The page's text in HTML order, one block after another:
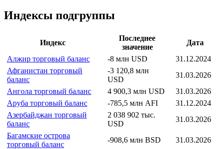
Индексы подгруппы
Индекс
Последнее
значение
Дата
Алжир торговый баланс
-8 млн USD
31.12.2024
Афганистан торговый
баланс
-3 120,8 млн
USD
31.03.2026
Ангола торговый баланс
4 900,3 млн USD
31.03.2026
Аруба торговый баланс
-785,5 млн AFI
31.12.2024
Азербайджан торговый
баланс
2 038 902 тыс.
USD
31.03.2026
Багамские острова
торговый баланс
-908,6 млн BSD
31.03.2026